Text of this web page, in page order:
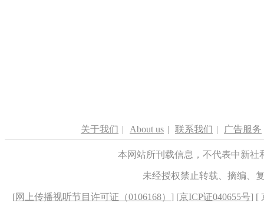
关于我们 | About us | 联系我们 | 广告服务
本网站所刊载信息，不代表中新
未经授权禁止转载、摘编、
[网上传播视听节目许可证（0106168） ] [京ICP证040655号] [